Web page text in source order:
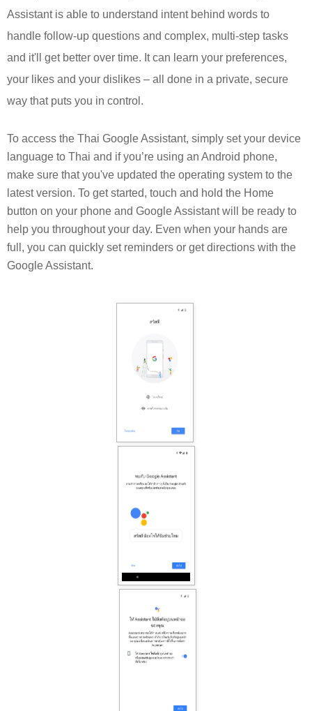
Assistant is able to understand intent behind words to
handle follow-up questions and complex, multi-step tasks
and it'll get better over time. It can learn your preferences,
your likes and your dislikes – all done in a private, secure
way that puts you in control.
To access the Thai Google Assistant, simply set your device
language to Thai and if you’re using an Android phone,
make sure that you've updated the operating system to the
latest version. To get started, touch and hold the Home
button on your phone and Google Assistant will be ready to
help you throughout your day. Even when your hands are
full, you can quickly set reminders or get directions with the
Google Assistant.